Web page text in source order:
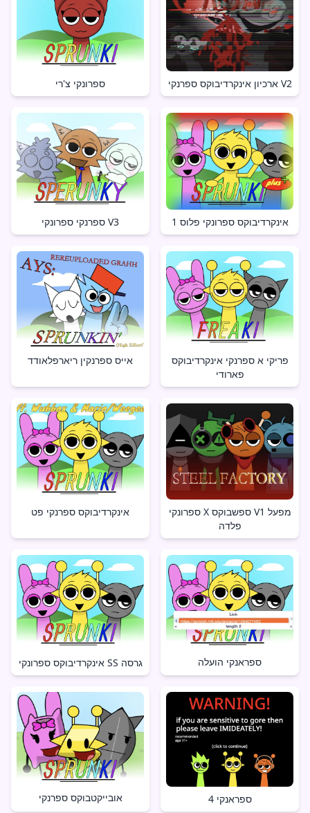
ספרונקי צ'רי ארכיון אינקרדיבוקס ספרנקי V2
ספרנקי ספרונקי V3 אינקרדיבוקס ספרונקי פלוס 1
אייס ספרנקין ריארפלאודד
פריקי א ספרנקי אינקרדיבוקס
פארודי
אינקרדיבוקס ספרנקי פט
ספרונקי X ספשבוקס V1 מפעל
פלדה
אינקרדיבוקס ספרונקי SS גרסה ספראנקי הועלה
אובייקטבוקס ספרנקי ספראנקי 4